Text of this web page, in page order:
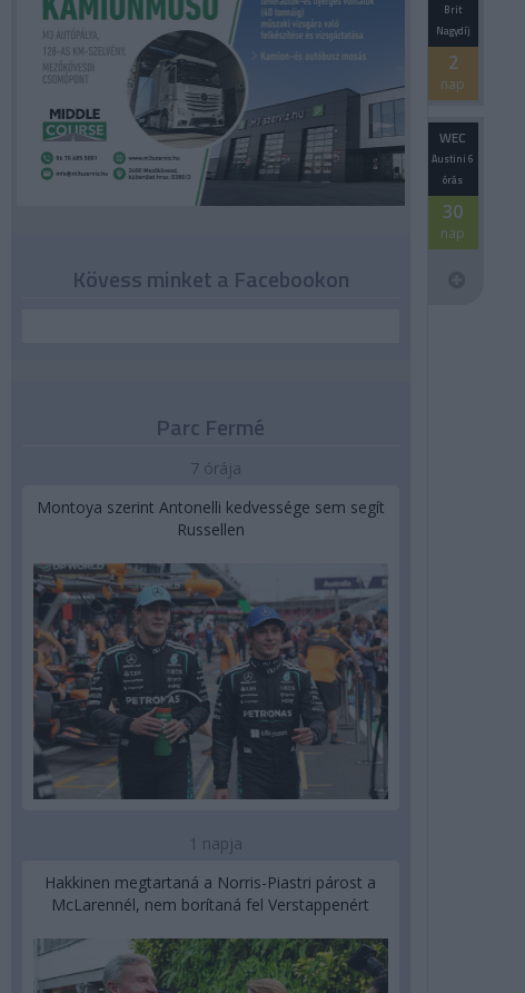
Brit
Nagydíj
2
nap
WEC
Austini 6
órás
30
nap
Kövess minket a Facebookon
Parc Fermé
7 órája
Montoya szerint Antonelli kedvessége sem segít
Russellen
1 napja
Hakkinen megtartaná a Norris-Piastri párost a
McLarennél, nem borítaná fel Verstappenért